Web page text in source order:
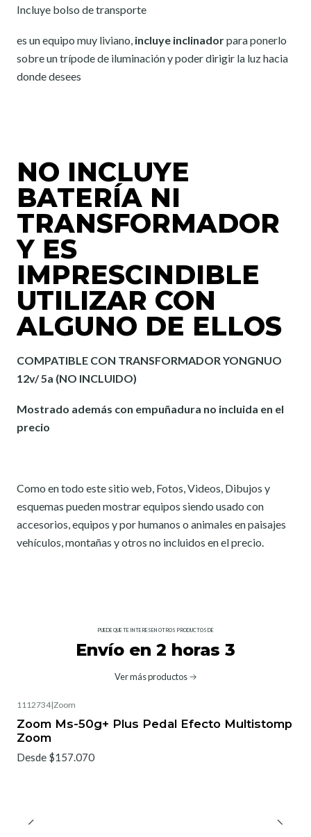
Incluye bolso de transporte
es un equipo muy liviano, incluye inclinadorpara ponerlo
sobre un trípode de iluminación y poder dirigir la luz hacia
donde desees
NO INCLUYE
BATERÍA NI
TRANSFORMADOR
Y ES
IMPRESCINDIBLE
UTILIZAR CON
ALGUNO DE ELLOS
COMPATIBLE CON TRANSFORMADOR YONGNUO
12v/ 5a (NO INCLUIDO)
Mostrado además con empuñadura no incluida en el
precio
Como en todo este sitio web, Fotos, Videos, Dibujos y
esquemas pueden mostrar equipos siendo usado con
accesorios, equipos y por humanos o animales en paisajes
vehículos, montañas y otros no incluidos en el precio.
PUEDE QUE TE INTERESEN OTROS PRODUCTOS DE
Envío en 2 horas 3
Ver más productos
1112734|Zoom
Zoom Ms-50g+ Plus Pedal Efecto Multistomp
Zoom
Desde $157.070